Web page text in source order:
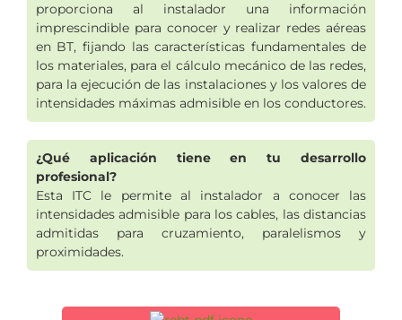
proporciona al instalador una información
imprescindible para conocer y realizar redes aéreas
en BT, fijando las características fundamentales de
los materiales, para el cálculo mecánico de las redes,
para la ejecución de las instalaciones y los valores de
intensidades máximas admisible en los conductores.
¿Qué aplicación tiene en tu desarrollo
profesional?
Esta ITC le permite al instalador a conocer las
intensidades admisible para los cables, las distancias
admitidas para cruzamiento, paralelismos y
proximidades.